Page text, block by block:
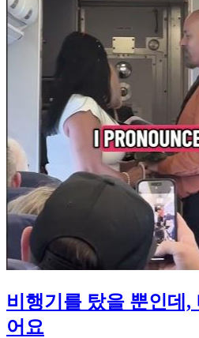
비행기를 탔을 뿐인데,
어요